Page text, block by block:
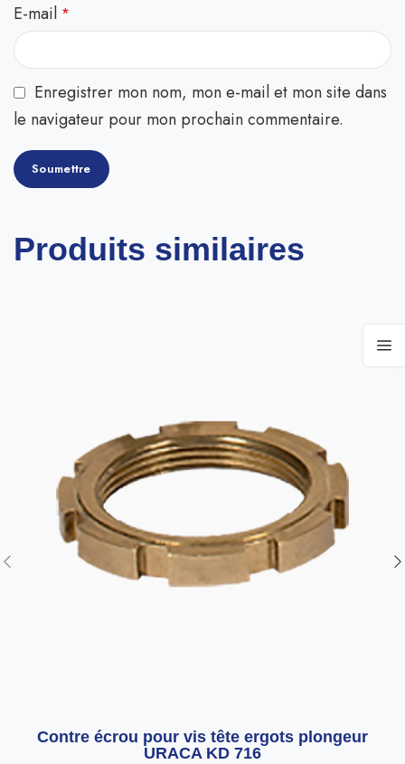
E-mail *
Enregistrer mon nom, mon e-mail et mon site dans
le navigateur pour mon prochain commentaire.
Produits similaires
Contre écrou pour vis tête ergots plongeur
URACA KD 716